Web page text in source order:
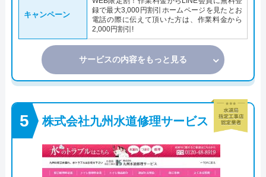
キャンペーン
録で最大3,000円割引ホームページを見たとお
電話の際に伝えて頂いた方は、作業料金から
2,000円割引!
サービスの内容をもっと見る
株式会社九州水道修理サービス